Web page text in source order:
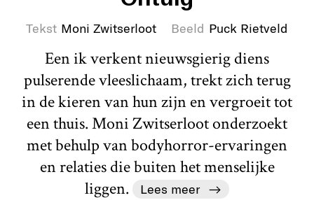
Tekst Moni Zwitserloot Beeld Puck Rietveld
Een ik verkent nieuwsgierig diens
pulserende vleeslichaam, trekt zich terug
in de kieren van hun zijn en vergroeit tot
een thuis. Moni Zwitserloot onderzoekt
met behulp van bodyhorror-ervaringen
en relaties die buiten het menselijke
liggen.
Lees meer